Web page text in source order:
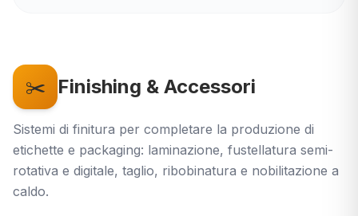
✂️ Finishing & Accessori
Sistemi di finitura per completare la produzione di
etichette e packaging: laminazione, fustellatura semi-
rotativa e digitale, taglio, ribobinatura e nobilitazione a
caldo.